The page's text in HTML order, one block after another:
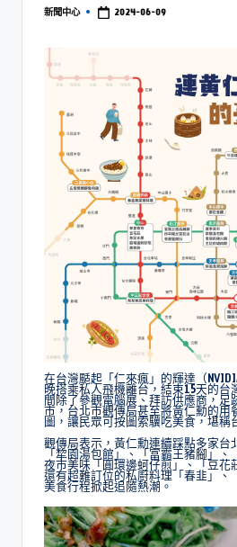
新聞中心 2024-06-09
在台灣颳起「仁來瘋」的輝達（
晚搭乘私人飛機離台，結束15天的台
間除了參觀電腦展、拜訪供應商，足
市，台北市觀傳局甚至將黃仁勳的用
圖，讓民眾可按圖索驥吃美食，堪稱
觀傳局表示，黃仁勳連續踩點多家台
「犂園湯包館」、「富霸王豬腳」、
夜市美味「圓環邊蚵仔煎」、「豆花
還有超難訂位的私廚料理「春韭」、
美食行程掀起追隨熱潮。